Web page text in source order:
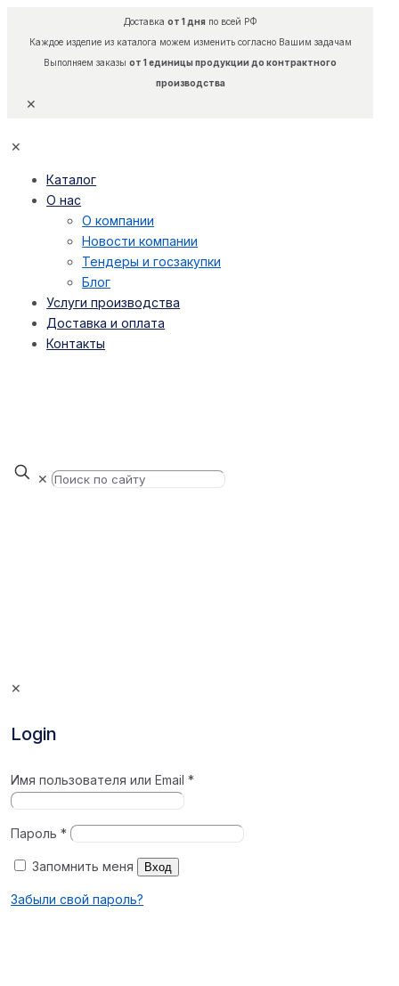
Доставка от 1 дняпо всей РФ
Каждое изделие из каталога можем изменить согласно Вашим задачам
Выполняем заказы от 1 единицы продукции до контрактного
производства
✕
✕
Каталог
О нас
О компании
Новости компании
Тендеры и госзакупки
Блог
Услуги производства
Доставка и оплата
Контакты
✕
✕
Login
Имя пользователя или Email*
Пароль*
Запомнить меня Вход
Забыли свой пароль?